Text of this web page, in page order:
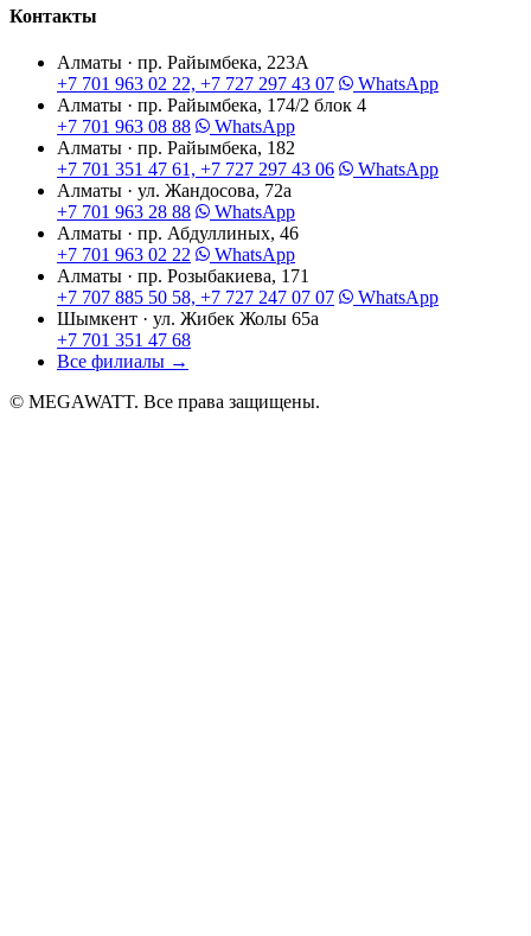
Контакты
Алматы · пр. Райымбека, 223А
+7 701 963 02 22, +7 727 297 43 07
WhatsApp
Алматы · пр. Райымбека, 174/2 блок 4
+7 701 963 08 88
WhatsApp
Алматы · пр. Райымбека, 182
+7 701 351 47 61, +7 727 297 43 06
WhatsApp
Алматы · ул. Жандосова, 72а
+7 701 963 28 88
WhatsApp
Алматы · пр. Абдуллиных, 46
+7 701 963 02 22
WhatsApp
Алматы · пр. Розыбакиева, 171
+7 707 885 50 58, +7 727 247 07 07
WhatsApp
Шымкент · ул. Жибек Жолы 65а
+7 701 351 47 68
Все филиалы →
© MEGAWATT. Все права защищены.